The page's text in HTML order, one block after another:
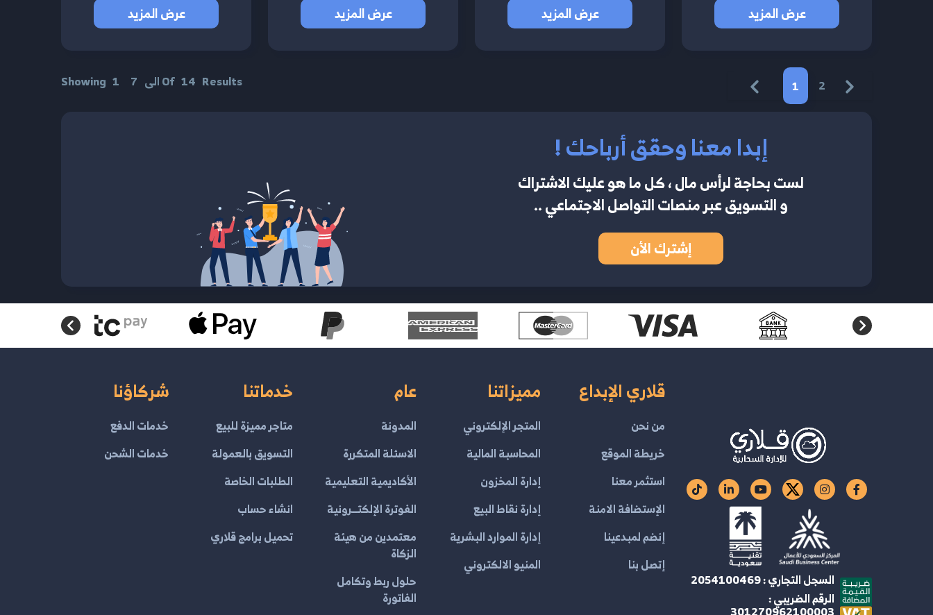
عرض المزيد عرض المزيد عرض المزيد عرض المزيد
Showing 1 الى 7 Of 14 Results 1 2
إبدا معنا وحقق أرباحك !
لست بحاجة لرأس مال ، كل ما هو عليك الاشتراك
و التسويق عبر منصات التواصل الاجتماعي ..
إشترك الأن
السجل التجاري : 2054100469
الرقم الضريبي :
قلاري الإبداع
من نحن
خريطة الموقع
استثمر معنا
الإستضافة الامنة
إنضم لمبدعينا
إتصل بنا
مميزاتنا
المتجر الإلكتروني
المحاسبة المالية
إدارة المخزون
إدارة نقاط البيع
إدارة الموارد البشرية
المنيو الالكتروني
عام
المدونة
الاسئلة المتكررة
الأكاديمية التعليمية
الفوترة الإلكتــرونية
معتمدين من هيئة
الزكاة
حلول ربط وتكامل
الفاتورة
خدماتنا
متاجر مميزة للبيع
التسويق بالعمولة
الطلبات الخاصة
انشاء حساب
تحميل برامج قلاري
شركاؤنا
خدمات الدفع
خدمات الشحن